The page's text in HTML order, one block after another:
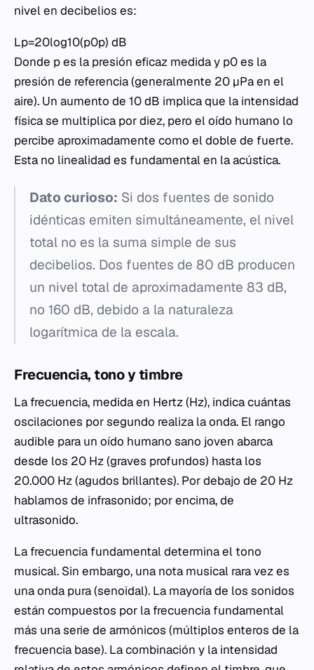
nivel en decibelios es:
Lp​=20log10​(p0​p​) dB
Donde p es la presión eficaz medida y p0​ es la
presión de referencia (generalmente 20 µPa en el
aire). Un aumento de 10 dB implica que la intensidad
física se multiplica por diez, pero el oído humano lo
percibe aproximadamente como el doble de fuerte.
Esta no linealidad es fundamental en la acústica.
Dato curioso: Si dos fuentes de sonido
idénticas emiten simultáneamente, el nivel
total no es la suma simple de sus
decibelios. Dos fuentes de 80 dB producen
un nivel total de aproximadamente 83 dB,
no 160 dB, debido a la naturaleza
logarítmica de la escala.
Frecuencia, tono y timbre
La frecuencia, medida en Hertz (Hz), indica cuántas
oscilaciones por segundo realiza la onda. El rango
audible para un oído humano sano joven abarca
desde los 20 Hz (graves profundos) hasta los
20.000 Hz (agudos brillantes). Por debajo de 20 Hz
hablamos de infrasonido; por encima, de
ultrasonido.
La frecuencia fundamental determina el tono
musical. Sin embargo, una nota musical rara vez es
una onda pura (senoidal). La mayoría de los sonidos
están compuestos por la frecuencia fundamental
más una serie de armónicos (múltiplos enteros de la
frecuencia base). La combinación y la intensidad